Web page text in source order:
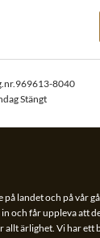
8040
Stängt
landet och på vår
och får uppleva att
allt ärlighet. Vi har ett